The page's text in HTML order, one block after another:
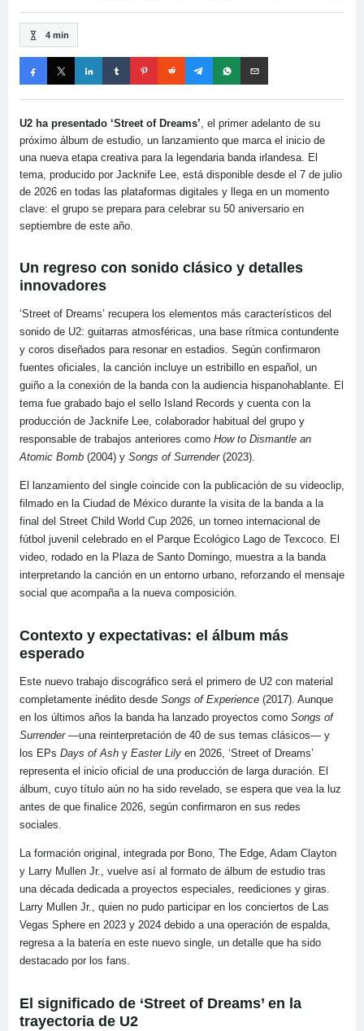
4 min
U2 ha presentado ‘Street of Dreams’, el primer adelanto de su
próximo álbum de estudio, un lanzamiento que marca el inicio de
una nueva etapa creativa para la legendaria banda irlandesa. El
tema, producido por Jacknife Lee, está disponible desde el 7 de julio
de 2026 en todas las plataformas digitales y llega en un momento
clave: el grupo se prepara para celebrar su 50 aniversario en
septiembre de este año.
Un regreso con sonido clásico y detalles
innovadores
‘Street of Dreams’ recupera los elementos más característicos del
sonido de U2: guitarras atmosféricas, una base rítmica contundente
y coros diseñados para resonar en estadios. Según confirmaron
fuentes oficiales, la canción incluye un estribillo en español, un
guiño a la conexión de la banda con la audiencia hispanohablante. El
tema fue grabado bajo el sello Island Records y cuenta con la
producción de Jacknife Lee, colaborador habitual del grupo y
responsable de trabajos anteriores como How to Dismantle an
Atomic Bomb (2004) y Songs of Surrender(2023).
El lanzamiento del single coincide con la publicación de su videoclip,
filmado en la Ciudad de México durante la visita de la banda a la
final del Street Child World Cup 2026, un torneo internacional de
fútbol juvenil celebrado en el Parque Ecológico Lago de Texcoco. El
video, rodado en la Plaza de Santo Domingo, muestra a la banda
interpretando la canción en un entorno urbano, reforzando el mensaje
social que acompaña a la nueva composición.
Contexto y expectativas: el álbum más
esperado
Este nuevo trabajo discográfico será el primero de U2 con material
completamente inédito desde Songs of Experience (2017). Aunque
en los últimos años la banda ha lanzado proyectos como Songs of
Surrender—una reinterpretación de 40 de sus temas clásicos— y
los EPs Days of Ash y Easter Lily en 2026, ‘Street of Dreams’
representa el inicio oficial de una producción de larga duración. El
álbum, cuyo título aún no ha sido revelado, se espera que vea la luz
antes de que finalice 2026, según confirmaron en sus redes
sociales.
La formación original, integrada por Bono, The Edge, Adam Clayton
y Larry Mullen Jr., vuelve así al formato de álbum de estudio tras
una década dedicada a proyectos especiales, reediciones y giras.
Larry Mullen Jr., quien no pudo participar en los conciertos de Las
Vegas Sphere en 2023 y 2024 debido a una operación de espalda,
regresa a la batería en este nuevo single, un detalle que ha sido
destacado por los fans.
El significado de ‘Street of Dreams’ en la
trayectoria de U2